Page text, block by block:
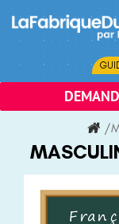
content
/